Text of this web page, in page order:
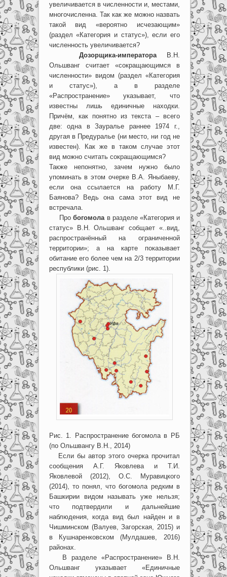
увеличивается в численности и, местами,
многочисленна. Так как же можно назвать
такой вид «вероятно исчезающим»
(раздел «Категория и статус»), если его
численность увеличивается?
Дозорщика-императораВ.Н.
Ольшванг считает «сокращающимся в
численности» видом (раздел «Категория
и статус»), а в разделе
«Распространение» указывает, что
известны лишь единичные находки.
Причём, как понятно из текста – всего
две: одна в Зауралье раннее 1974 г.,
другая в Предуралье (ни место, ни год не
известен). Как же в таком случае этот
вид можно считать сокращающимся?
Также непонятно, зачем нужно было
упоминать в этом очерке В.А. Яныбаеву,
если она ссылается на работу М.Г.
Баянова? Ведь она сама этот вид не
встречала.
Пробогомолав разделе «Категория и
статус» В.Н. Ольшванг собщает «..вид,
распространённый на ограниченной
территории»; а на карте показывает
обитание его более чем на 2/3 территории
республики (рис. 1).
Рис. 1. Распространение богомола в РБ
(по Ольшвангу В.Н., 2014)
Если бы автор этого очерка прочитал
сообщения А.Г. Яковлева и Т.И.
Яковлевой (2012), О.С. Муравицкого
(2014), то понял, что богомола редким в
Башкирии видом называть уже нельзя;
что подтвердили и дальнейшие
наблюдения, когда вид был найден и в
Чишминском (Валуев, Загорская, 2015) и
в Кушнаренковском (Мулдашев, 2016)
районах.
В разделе «Распространение» В.Н.
Ольшванг указывает «Единичные